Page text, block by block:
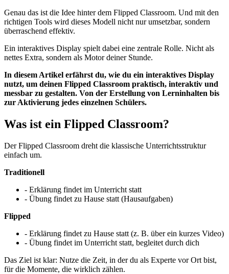
Genau das ist die Idee hinter dem Flipped Classroom. Und mit den
richtigen Tools wird dieses Modell nicht nur umsetzbar, sondern
überraschend effektiv.
Ein interaktives Display spielt dabei eine zentrale Rolle. Nicht als
nettes Extra, sondern als Motor deiner Stunde.
In diesem Artikel erfährst du, wie du ein interaktives Display
nutzt, um deinen Flipped Classroom praktisch, interaktiv und
messbar zu gestalten. Von der Erstellung von Lerninhalten bis
zur Aktivierung jedes einzelnen Schülers.
Was ist ein Flipped Classroom?
Der Flipped Classroom dreht die klassische Unterrichtsstruktur
einfach um.
Traditionell
- Erklärung findet im Unterricht statt
- Übung findet zu Hause statt (Hausaufgaben)
Flipped
- Erklärung findet zu Hause statt (z. B. über ein kurzes Video)
- Übung findet im Unterricht statt, begleitet durch dich
Das Ziel ist klar: Nutze die Zeit, in der du als Experte vor Ort bist,
für die Momente, die wirklich zählen.